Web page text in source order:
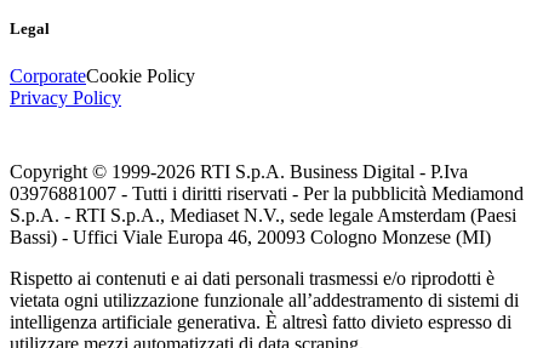
Legal
CorporateCookie Policy
Privacy Policy
Copyright © 1999-2026 RTI S.p.A. Business Digital - P.Iva
03976881007 - Tutti i diritti riservati - Per la pubblicità Mediamond
S.p.A. - RTI S.p.A., Mediaset N.V., sede legale Amsterdam (Paesi
Bassi) - Uffici Viale Europa 46, 20093 Cologno Monzese (MI)
Rispetto ai contenuti e ai dati personali trasmessi e/o riprodotti è
vietata ogni utilizzazione funzionale all’addestramento di sistemi di
intelligenza artificiale generativa. È altresì fatto divieto espresso di
utilizzare mezzi automatizzati di data scraping.